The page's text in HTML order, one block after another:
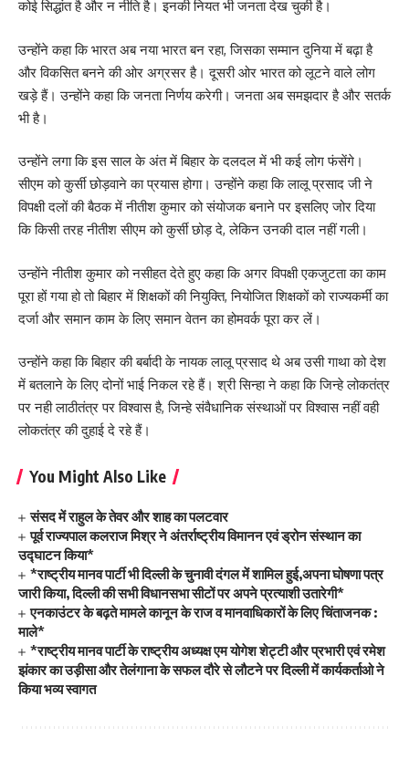
कोई सिद्धांत है और न नीति है। इनकी नियत भी जनता देख चुकी है।
उन्होंने कहा कि भारत अब नया भारत बन रहा, जिसका सम्मान दुनिया में बढ़ा है
और विकसित बनने की ओर अग्रसर है। दूसरी ओर भारत को लूटने वाले लोग
खड़े हैं। उन्होंने कहा कि जनता निर्णय करेगी। जनता अब समझदार है और सतर्क
भी है।
उन्होंने लगा कि इस साल के अंत में बिहार के दलदल में भी कई लोग फंसेंगे।
सीएम को कुर्सी छोड़वाने का प्रयास होगा। उन्होंने कहा कि लालू प्रसाद जी ने
विपक्षी दलों की बैठक में नीतीश कुमार को संयोजक बनाने पर इसलिए जोर दिया
कि किसी तरह नीतीश सीएम को कुर्सी छोड़ दे, लेकिन उनकी दाल नहीं गली।
उन्होंने नीतीश कुमार को नसीहत देते हुए कहा कि अगर विपक्षी एकजुटता का काम
पूरा हों गया हो तो बिहार में शिक्षकों की नियुक्ति, नियोजित शिक्षकों को राज्यकर्मी का
दर्जा और समान काम के लिए समान वेतन का होमवर्क पूरा कर लें।
उन्होंने कहा कि बिहार की बर्बादी के नायक लालू प्रसाद थे अब उसी गाथा को देश
में बतलाने के लिए दोनों भाई निकल रहे हैं। श्री सिन्हा ने कहा कि जिन्हे लोकतंत्र
पर नही लाठीतंत्र पर विश्वास है, जिन्हे संवैधानिक संस्थाओं पर विश्वास नहीं वही
लोकतंत्र की दुहाई दे रहे हैं।
You Might Also Like
संसद में राहुल के तेवर और शाह का पलटवार
पूर्व राज्यपाल कलराज मिश्र ने अंतर्राष्ट्रीय विमानन एवं ड्रोन संस्थान का
उद्घाटन किया*
*राष्ट्रीय मानव पार्टी भी दिल्ली के चुनावी दंगल में शामिल हुई,अपना घोषणा पत्र
जारी किया, दिल्ली की सभी विधानसभा सीटों पर अपने प्रत्याशी उतारेगी*
एनकाउंटर के बढ़ते मामले कानून के राज व मानवाधिकारों के लिए चिंताजनक :
माले*
*राष्ट्रीय मानव पार्टी के राष्ट्रीय अध्यक्ष एम योगेश शेट्टी और प्रभारी एवं रमेश
झंकार का उड़ीसा और तेलंगाना के सफल दौरे से लौटने पर दिल्ली में कार्यकर्ताओ ने
किया भव्य स्वागत